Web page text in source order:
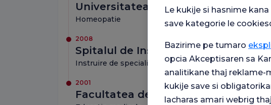
Universitatea Yıldırım Beyazıt
Homeopatie
2008
Spitalul de Instruire şi Cercetare
Instruire de specializare
2001
Facultatea de Medicină a
Le kukije si hasnime
save kategorie le
Bazirime pe tumaro
opcia Akceptisaren sa
analitikane thaj reklame-
kukije save si
lacharas amari webrig